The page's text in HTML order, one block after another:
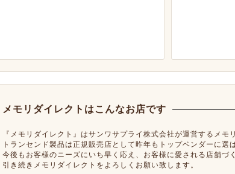
メモリダイレクトはこんなお店です
『メモリダイレクト』はサンワサプライ株式会社が運営するメモ
トランセンド製品は正規販売店として昨年もトップベンダーに選
今後もお客様のニーズにいち早く応え、お客様に愛される店舗づ
引き続きメモリダイレクトをよろしくお願い致します。